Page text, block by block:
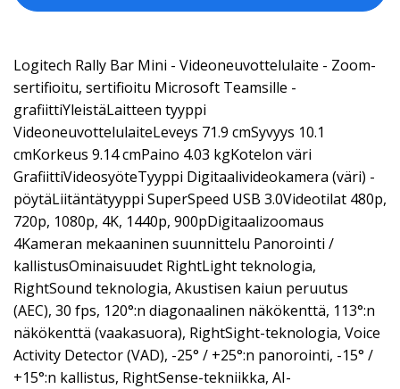
Logitech Rally Bar Mini - Videoneuvottelulaite - Zoom-
sertifioitu, sertifioitu Microsoft Teamsille -
grafiittiYleistäLaitteen tyyppi
VideoneuvottelulaiteLeveys 71.9 cmSyvyys 10.1
cmKorkeus 9.14 cmPaino 4.03 kgKotelon väri
GrafiittiVideosyöteTyyppi Digitaalivideokamera (väri) -
pöytäLiitäntätyyppi SuperSpeed USB 3.0Videotilat 480p,
720p, 1080p, 4K, 1440p, 900pDigitaalizoomaus
4Kameran mekaaninen suunnittelu Panorointi /
kallistusOminaisuudet RightLight teknologia,
RightSound teknologia, Akustisen kaiun peruutus
(AEC), 30 fps, 120°:n diagonaalinen näkökenttä, 113°:n
näkökenttä (vaakasuora), RightSight-teknologia, Voice
Activity Detector (VAD), -25° / +25°:n panorointi, -15° /
+15°:n kallistus, RightSense-tekniikka, AI-